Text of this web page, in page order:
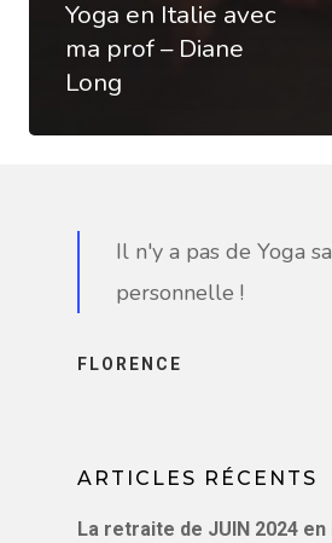
Yoga en Italie avec
ma prof – Diane
Long
Il n'y a pas de Yoga
personnelle !
FLORENCE
ARTICLES RÉCENTS
La retraite de JUIN 2024 en